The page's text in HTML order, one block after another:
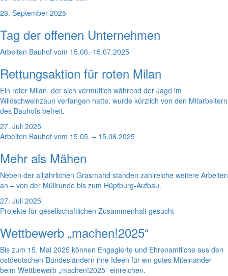
28. September 2025
Tag der offenen Unternehmen
Arbeiten Bauhof vom 15.06.-15.07.2025
Rettungsaktion für roten Milan
Ein roter Milan, der sich vermutlich während der Jagd im
Wildschweinzaun verfangen hatte, wurde kürzlich von den Mitarbeitern
des Bauhofs befreit.
27. Juli 2025
Arbeiten Bauhof vom 15.05. – 15.06.2025
Mehr als Mähen
Neben der alljährlichen Grasmahd standen zahlreiche weitere Arbeiten
an – von der Müllrunde bis zum Hüpfburg-Aufbau.
27. Juli 2025
Projekte für gesellschaftlichen Zusammenhalt gesucht
Wettbewerb „machen!2025“
Bis zum 15. Mai 2025 können Engagierte und Ehrenamtliche aus den
ostdeutschen´Bundesländern ihre Ideen für ein gutes Miteinander
beim Wettbewerb „machen!2025“ einreichen.